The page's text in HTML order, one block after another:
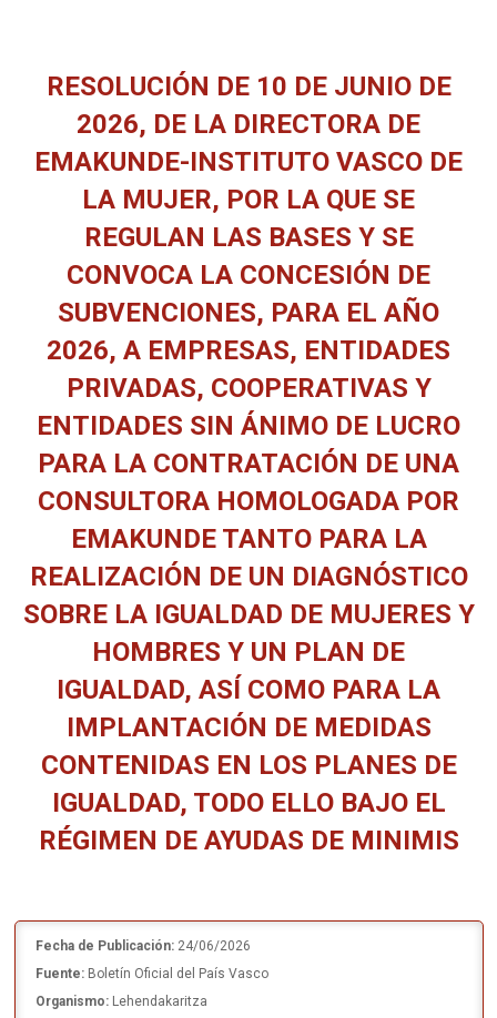
RESOLUCIÓN DE 10 DE JUNIO DE
2026, DE LA DIRECTORA DE
EMAKUNDE-INSTITUTO VASCO DE
LA MUJER, POR LA QUE SE
REGULAN LAS BASES Y SE
CONVOCA LA CONCESIÓN DE
SUBVENCIONES, PARA EL AÑO
2026, A EMPRESAS, ENTIDADES
PRIVADAS, COOPERATIVAS Y
ENTIDADES SIN ÁNIMO DE LUCRO
PARA LA CONTRATACIÓN DE UNA
CONSULTORA HOMOLOGADA POR
EMAKUNDE TANTO PARA LA
REALIZACIÓN DE UN DIAGNÓSTICO
SOBRE LA IGUALDAD DE MUJERES Y
HOMBRES Y UN PLAN DE
IGUALDAD, ASÍ COMO PARA LA
IMPLANTACIÓN DE MEDIDAS
CONTENIDAS EN LOS PLANES DE
IGUALDAD, TODO ELLO BAJO EL
RÉGIMEN DE AYUDAS DE MINIMIS
Fecha de Publicación: 24/06/2026
Fuente: Boletín Oficial del País Vasco
Organismo: Lehendakaritza